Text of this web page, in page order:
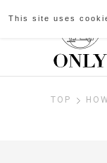
TOP
This site uses